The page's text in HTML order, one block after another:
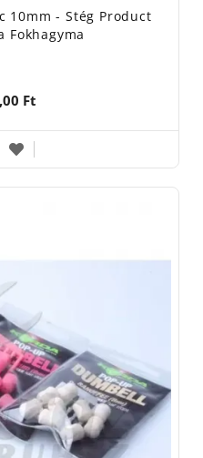
10mm - Stég Product
Fokhagyma
Ft